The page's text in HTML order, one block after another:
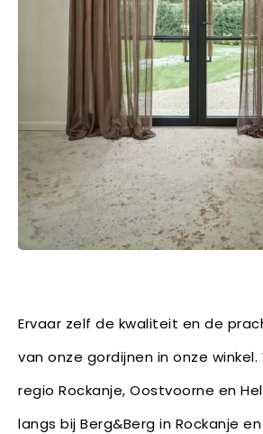
Ervaar zelf de kwaliteit en de
van onze gordijnen in onze winkel.
regio Rockanje, Oostvoorne en
langs bij Berg&Berg in Rockanje